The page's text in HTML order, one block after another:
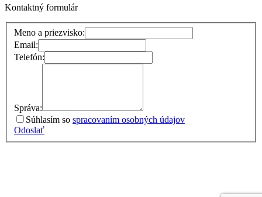
Kontaktný formulár
Meno a priezvisko:
Email:
Telefón:
Správa:
Súhlasím so spracovaním osobných údajov
Odoslať